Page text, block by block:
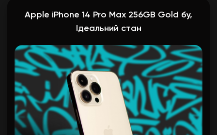
Apple iPhone 14 Pro Max 256GB Gold бу,
Ідеальний стан